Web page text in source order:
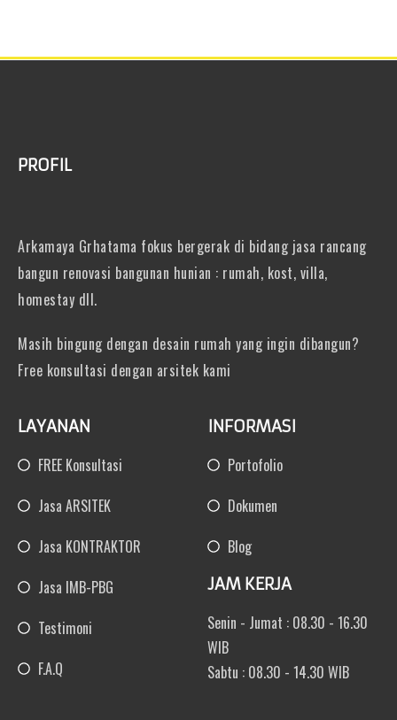
PROFIL
Arkamaya Grhatama fokus bergerak di bidang jasa rancang
bangun renovasi bangunan hunian : rumah, kost, villa,
homestay dll.
Masih bingung dengan desain rumah yang ingin dibangun?
Free konsultasi dengan arsitek kami
LAYANAN
FREE Konsultasi
Jasa ARSITEK
Jasa KONTRAKTOR
Jasa IMB-PBG
Testimoni
F.A.Q
INFORMASI
Portofolio
Dokumen
Blog
JAM KERJA
Senin - Jumat : 08.30 - 16.30
WIB
Sabtu : 08.30 - 14.30 WIB